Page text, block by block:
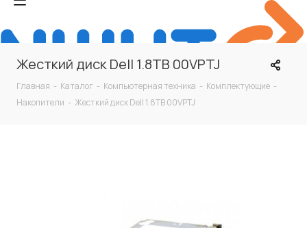
Жесткий диск Dell 1.8TB 00VPTJ
Главная - Каталог - Компьютерная техника - Комплектующие -
Накопители - Жесткий диск Dell 1.8TB 00VPTJ